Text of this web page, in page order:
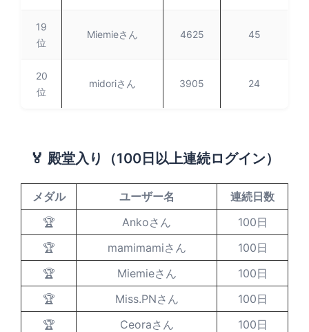
19
位
Miemieさん 4625 45
20
位
midoriさん 3905 24
🏅 殿堂入り（100日以上連続ログイン）
メダル ユーザー名
連続日数
🏆
Ankoさん
100日
🏆
mamimamiさん
100日
🏆
Miemieさん
100日
🏆
Miss.PNさん
100日
🏆
Ceoraさん
100日